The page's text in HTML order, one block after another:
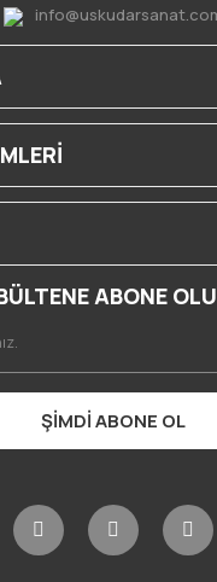
ABONE
ŞİMDİ ABONE OL